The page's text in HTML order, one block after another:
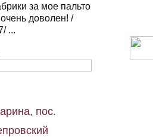
за мое пальто
доволен! /
...
пос.